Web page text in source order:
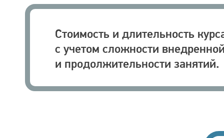
Стоимость и длительность
с учетом сложности
и продолжительности занятий.